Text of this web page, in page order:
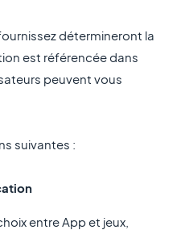
détermineront la
est référencée dans
peuvent vous
suivantes :
entre App et jeux,